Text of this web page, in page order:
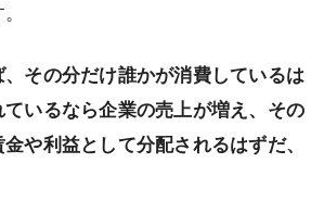
その分だけ誰かが消費しているは
いるなら企業の売上が増え、その
や利益として分配されるはずだ、